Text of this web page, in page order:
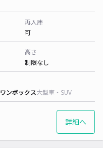
再入庫
可
高さ
制限なし
ワンボックス大型車・SUV
詳細へ